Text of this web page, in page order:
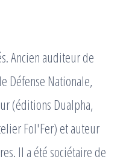
Ancien auditeur de
Défense Nationale,
(éditions Dualpha,
Fol'Fer) et auteur
Il a été sociétaire de